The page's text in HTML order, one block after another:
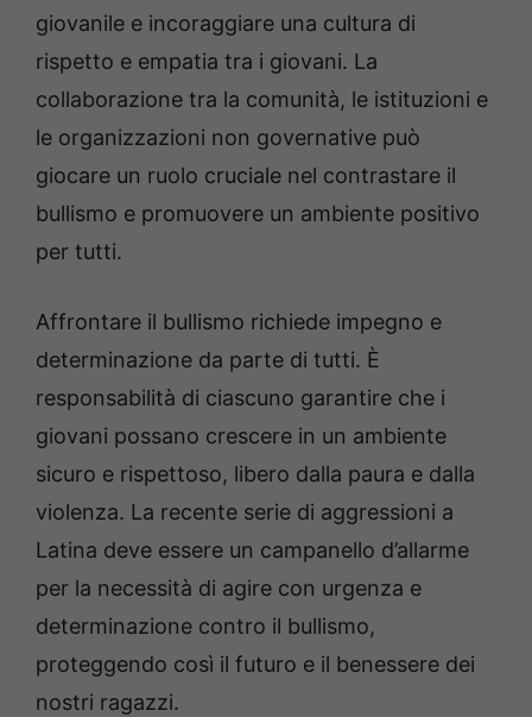
giovanile e incoraggiare una cultura di
rispetto e empatia tra i giovani. La
collaborazione tra la comunità, le istituzioni e
le organizzazioni non governative può
giocare un ruolo cruciale nel contrastare il
bullismo e promuovere un ambiente positivo
per tutti.
Affrontare il bullismo richiede impegno e
determinazione da parte di tutti. È
responsabilità di ciascuno garantire che i
giovani possano crescere in un ambiente
sicuro e rispettoso, libero dalla paura e dalla
violenza. La recente serie di aggressioni a
Latina deve essere un campanello d’allarme
per la necessità di agire con urgenza e
determinazione contro il bullismo,
proteggendo così il futuro e il benessere dei
nostri ragazzi.